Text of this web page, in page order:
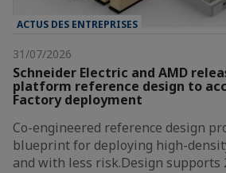
ACTUS DES ENTREPRISES
31/07/2026
Schneider Electric and AMD
platform reference design to
Factory deployment
Co-engineered reference design
blueprint for deploying high-
and with less risk.Design supports